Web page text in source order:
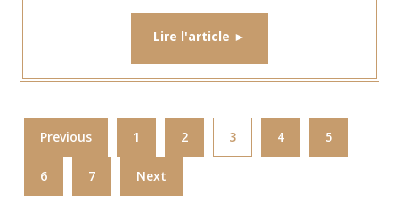
Previous 1 2 3 4 5
6 7 Next